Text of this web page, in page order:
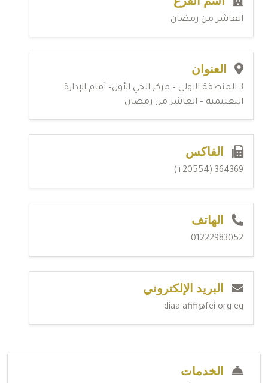
العاشر من رمضان
العنوان
3 المنطقة الاولي – مركز الحي الأول– أمام الإدارة
التعليمية – العاشر من رمضان
الفاكس
364369 (20554+)
الهاتف
01222983052
البريد الإلكتروني
diaa-afifi@fei.org.eg
الخدمات